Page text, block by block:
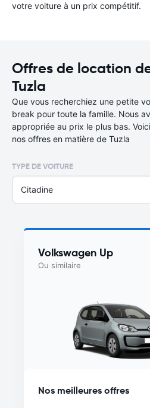
votre voiture à un prix compétitif.
Offres de location
Tuzla
Que vous recherchiez une petite
break pour toute la famille. Nous
appropriée au prix le plus bas.
nos offres en matière de Tuzla
TYPE DE VOITURE
Citadine
Volkswagen Up
Ou similaire
Nos meilleures offres